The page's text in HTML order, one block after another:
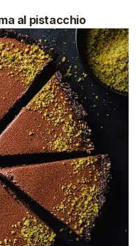
al pistacchio